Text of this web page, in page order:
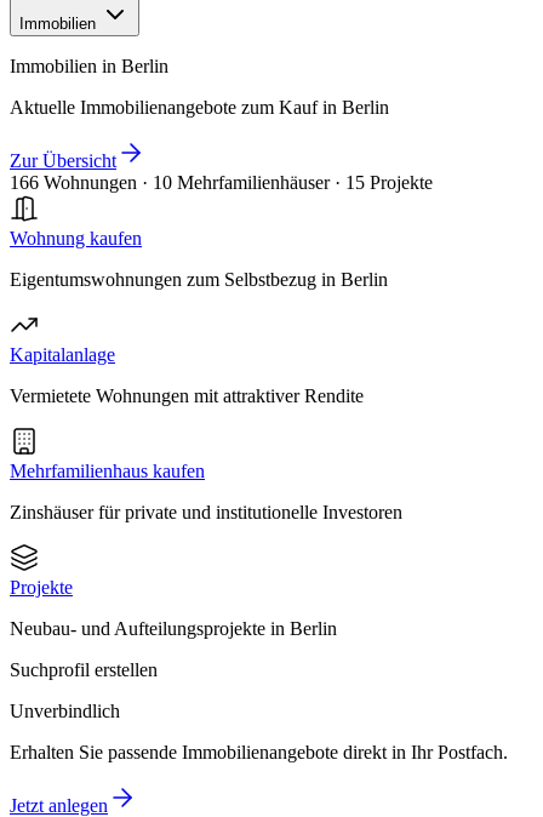
Immobilien
Immobilien in Berlin
Aktuelle Immobilienangebote zum Kauf in Berlin
Zur Übersicht
166 Wohnungen · 10 Mehrfamilienhäuser · 15 Projekte
Wohnung kaufen
Eigentumswohnungen zum Selbstbezug in Berlin
Kapitalanlage
Vermietete Wohnungen mit attraktiver Rendite
Mehrfamilienhaus kaufen
Zinshäuser für private und institutionelle Investoren
Projekte
Neubau- und Aufteilungsprojekte in Berlin
Suchprofil erstellen
Unverbindlich
Erhalten Sie passende Immobilienangebote direkt in Ihr Postfach.
Jetzt anlegen